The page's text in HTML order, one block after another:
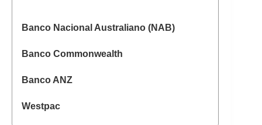
Banco Nacional Australiano (NAB)
Banco Commonwealth
Banco ANZ
Westpac